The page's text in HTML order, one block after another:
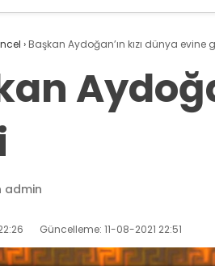
› Başkan Aydoğan’ın kızı dünya evine
admin
Güncelleme: 11-08-2021 22:51